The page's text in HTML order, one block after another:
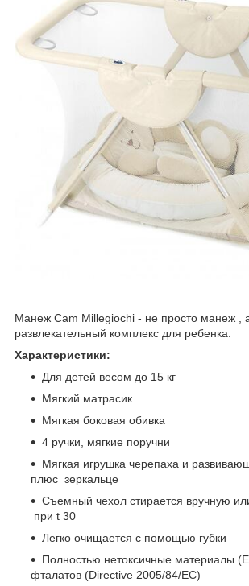
Манеж Cam Millegiochi - не просто манеж ,
развлекательный комплекс для ребенка.
Характеристики:
Для детей весом до 15 кг
Мягкий матрасик
Мягкая боковая обивка
4 ручки, мягкие поручни
Мягкая игрушка черепаха и
плюс зеркальце
Съемный чехол стирается вручную
при t 30
Легко очищается с помощью губки
Полностью нетоксичные материалы
фталатов (Directive 2005/84/EC)